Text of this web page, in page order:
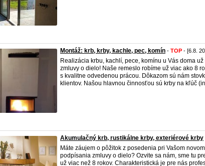
Montáž: krb, krby, kachle, pec, komín - TOP - [6.8.
Realizácia krbu, kachlí, pece, komínu u Vás doma
zmluvy o dielo! Naše remeslo robíme už viac ako 8
s kvalitne odvedenou prácou. Dôkazom sú nám
klientov. Našou hlavnou činnosťou sú krby na kľúč
Akumulačný krb, rustikálne krby, exteriérové krby
Máte záujem o pôžitok z posedenia pri Vašom
podpísania zmluvy o dielo? Ozvite sa nám, sme tu
už viac než 8 rokov. Charakteristická je pre nás